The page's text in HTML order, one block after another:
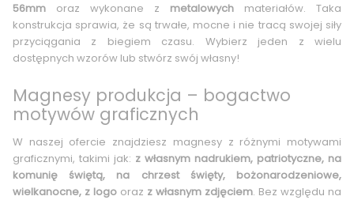
56mm oraz wykonane z metalowych materiałów. Taka
konstrukcja sprawia, że są trwałe, mocne i nie tracą swojej siły
przyciągania z biegiem czasu. Wybierz jeden z wielu
dostępnych wzorów lub stwórz swój własny!
Magnesy produkcja – bogactwo
motywów graficznych
W naszej ofercie znajdziesz magnesy z różnymi motywami
graficznymi, takimi jak: z własnym nadrukiem, patriotyczne, na
komunię świętą, na chrzest święty, bożonarodzeniowe,
wielkanocne, z logo oraz z własnym zdjęciem. Bez względu na